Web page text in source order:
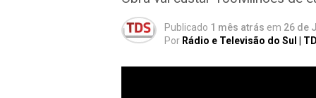
Publicado 1 mês atrás em 26 de
Por Rádio e Televisão do Sul |